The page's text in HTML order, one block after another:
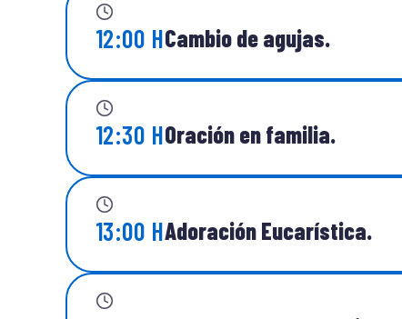
12:00 HCambio de agujas.
12:30 HOración en familia.
13:00 HAdoración Eucarística.